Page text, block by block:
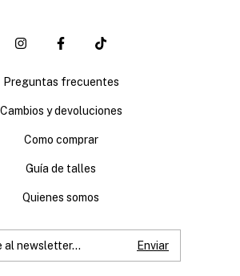
Preguntas frecuentes
Cambios y devoluciones
Como comprar
Guía de talles
Quienes somos